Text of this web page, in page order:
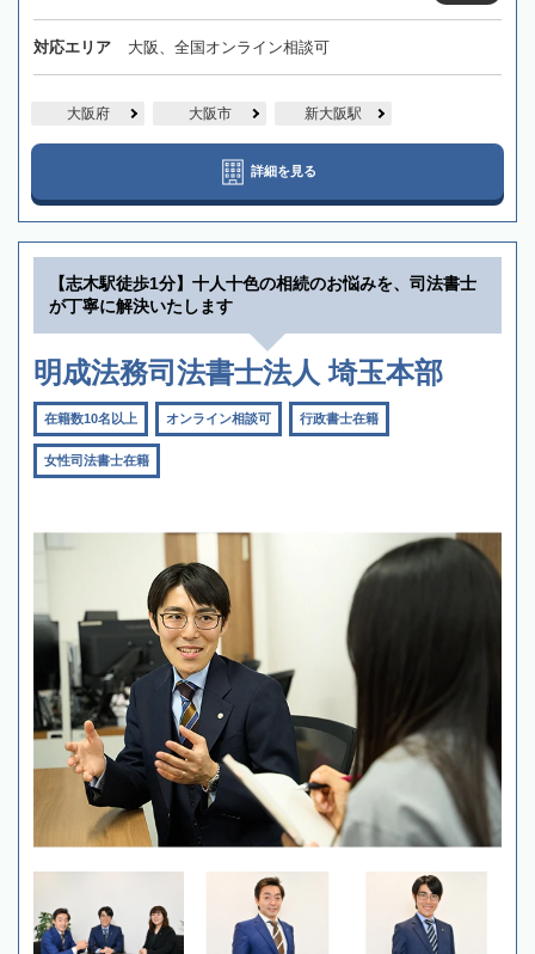
対応エリア 大阪、全国オンライン相談可
大阪府 大阪市 新大阪駅
詳細を見る
【志木駅徒歩1分】十人十色の相続のお悩みを、司法書士
が丁寧に解決いたします
明成法務司法書士法人 埼玉本部
在籍数10名以上 オンライン相談可 行政書士在籍
女性司法書士在籍